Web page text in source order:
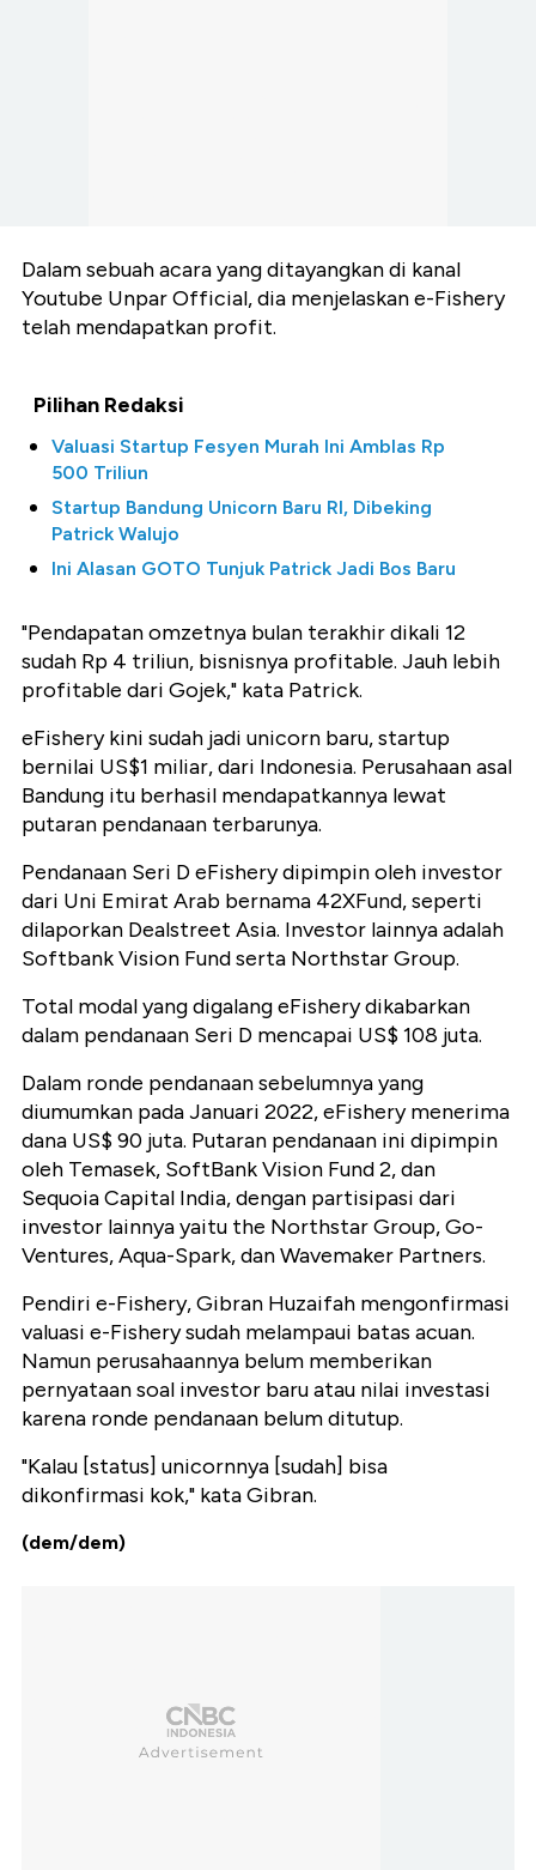
Dalam sebuah acara yang ditayangkan di kanal
Youtube Unpar Official, dia menjelaskan e-Fishery
telah mendapatkan profit.
Pilihan Redaksi
Valuasi Startup Fesyen Murah Ini Amblas Rp
500 Triliun
Startup Bandung Unicorn Baru RI, Dibeking
Patrick Walujo
Ini Alasan GOTO Tunjuk Patrick Jadi Bos Baru
"Pendapatan omzetnya bulan terakhir dikali 12
sudah Rp 4 triliun, bisnisnya profitable. Jauh lebih
profitable dari Gojek," kata Patrick.
eFishery kini sudah jadi unicorn baru, startup
bernilai US$1 miliar, dari Indonesia. Perusahaan asal
Bandung itu berhasil mendapatkannya lewat
putaran pendanaan terbarunya.
Pendanaan Seri D eFishery dipimpin oleh investor
dari Uni Emirat Arab bernama 42XFund, seperti
dilaporkan Dealstreet Asia. Investor lainnya adalah
Softbank Vision Fund serta Northstar Group.
Total modal yang digalang eFishery dikabarkan
dalam pendanaan Seri D mencapai US$ 108 juta.
Dalam ronde pendanaan sebelumnya yang
diumumkan pada Januari 2022, eFishery menerima
dana US$ 90 juta. Putaran pendanaan ini dipimpin
oleh Temasek, SoftBank Vision Fund 2, dan
Sequoia Capital India, dengan partisipasi dari
investor lainnya yaitu the Northstar Group, Go-
Ventures, Aqua-Spark, dan Wavemaker Partners.
Pendiri e-Fishery, Gibran Huzaifah mengonfirmasi
valuasi e-Fishery sudah melampaui batas acuan.
Namun perusahaannya belum memberikan
pernyataan soal investor baru atau nilai investasi
karena ronde pendanaan belum ditutup.
"Kalau [status] unicornnya [sudah] bisa
dikonfirmasi kok," kata Gibran.
(dem/dem)